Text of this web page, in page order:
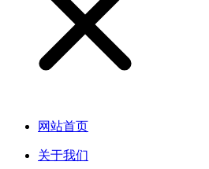
网站首页
关于我们